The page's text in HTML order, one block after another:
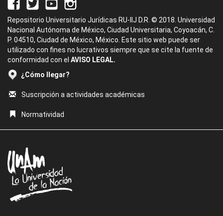
Repositorio Universitario Jurídicas RU-IIJ D.R. © 2018. Universidad
Nacional Autónoma de México, Ciudad Universitaria, Coyoacán, C.
P. 04510, Ciudad de México, México. Este sitio web puede ser
utilizado con fines no lucrativos siempre que se cite la fuente de
conformidad con el AVISO LEGAL.
¿Cómo llegar?
Suscripción a actividades académicas
Normatividad